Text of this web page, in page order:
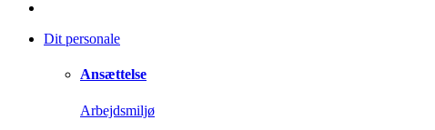
Dit personale
Ansættelse
Arbejdsmiljø